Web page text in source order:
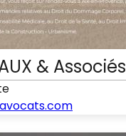
& Associés